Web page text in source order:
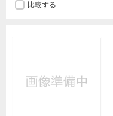
比較する